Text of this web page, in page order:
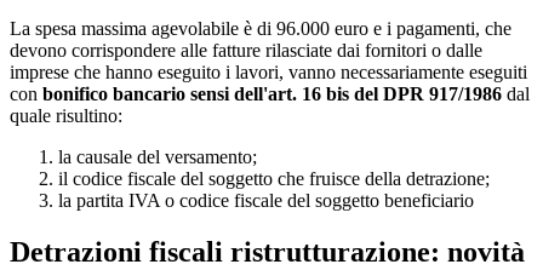
La spesa massima agevolabile è di 96.000 euro e i pagamenti, che
devono corrispondere alle fatture rilasciate dai fornitori o dalle
imprese che hanno eseguito i lavori, vanno necessariamente eseguiti
con bonifico bancario sensi dell'art. 16 bis del DPR 917/1986 dal
quale risultino:
la causale del versamento;
il codice fiscale del soggetto che fruisce della detrazione;
la partita IVA o codice fiscale del soggetto beneficiario
Detrazioni fiscali ristrutturazione: novità